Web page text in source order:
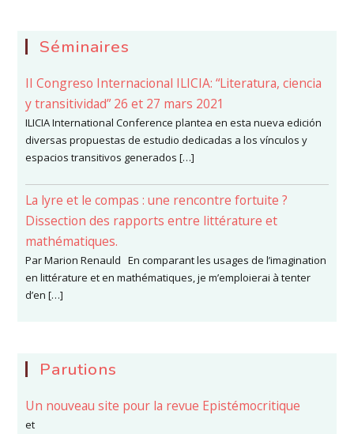
Séminaires
II Congreso Internacional ILICIA: “Literatura, ciencia
y transitividad” 26 et 27 mars 2021
ILICIA International Conference plantea en esta nueva edición
diversas propuestas de estudio dedicadas a los vínculos y
espacios transitivos generados […]
La lyre et le compas : une rencontre fortuite ?
Dissection des rapports entre littérature et
mathématiques.
Par Marion Renauld En comparant les usages de l’imagination
en littérature et en mathématiques, je m’emploierai à tenter
d’en […]
Parutions
Un nouveau site pour la revue Epistémocritique
et